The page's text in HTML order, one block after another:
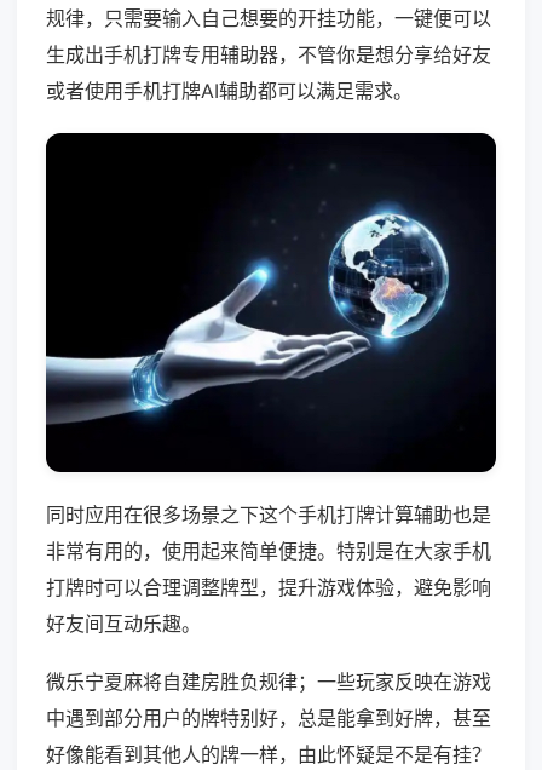
规律，只需要输入自己想要的开挂功能，一键便可以
生成出手机打牌专用辅助器，不管你是想分享给好友
或者使用手机打牌AI辅助都可以满足需求。
同时应用在很多场景之下这个手机打牌计算辅助也是
非常有用的，使用起来简单便捷。特别是在大家手机
打牌时可以合理调整牌型，提升游戏体验，避免影响
好友间互动乐趣。
微乐宁夏麻将自建房胜负规律；一些玩家反映在游戏
中遇到部分用户的牌特别好，总是能拿到好牌，甚至
好像能看到其他人的牌一样，由此怀疑是不是有挂？